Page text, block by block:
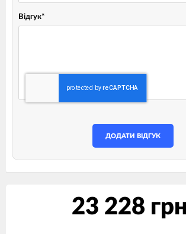
Відгук*
ДОДАТИ ВІДГУК
23 228